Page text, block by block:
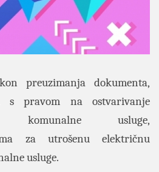
preuzimanja dokumenta,
s pravom na ostvarivanje
usluge,
za utrošenu električnu
usluge.